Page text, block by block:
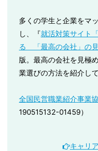
多くの学生と企業をマ
し、『就活対策サイト
る 「最高の会社」の
版。最高の会社を見極
業選びの方法を紹介して
全国民営職業紹介事業
190515132-01459）
キャリ